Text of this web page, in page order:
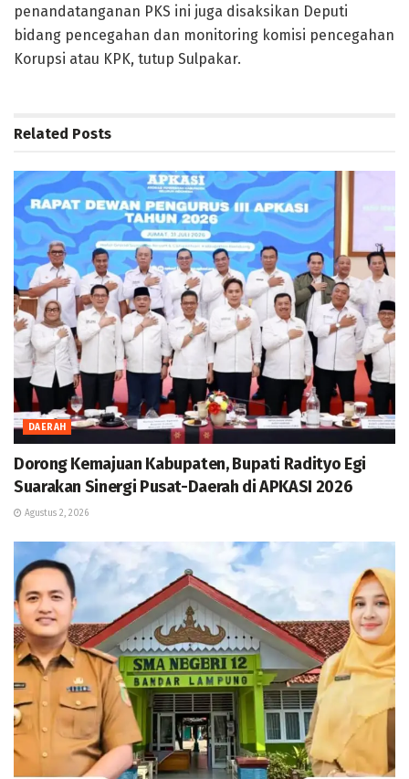
penandatanganan PKS ini juga disaksikan Deputi
bidang pencegahan dan monitoring komisi pencegahan
Korupsi atau KPK, tutup Sulpakar.
Related Posts
DAERAH
Dorong Kemajuan Kabupaten, Bupati Radityo Egi
Suarakan Sinergi Pusat-Daerah di APKASI 2026
Agustus 2, 2026